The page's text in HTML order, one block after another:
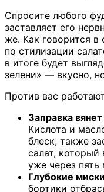
Спросите любого
заставляет его
же. Как говорится
по стилизации
в итоге будет
зелени» — вкусно,
Против вас
Заправка
Кислота и
блеск, также
салат,
уже через
Глубокие
бортики